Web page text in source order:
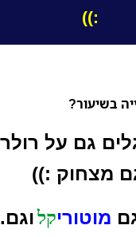
:))
בשיעור?
גם על
מצחוק :))
מוטוריקל